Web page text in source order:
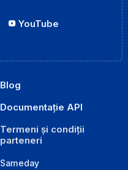
YouTube
Blog
Documentație API
Termeni și condiții
parteneri
Sameday